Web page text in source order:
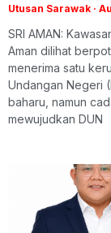
Utusan Sarawak
SRI AMAN:
Aman dilihat
menerima satu
Undangan Negeri
baharu, namun
mewujudkan DUN